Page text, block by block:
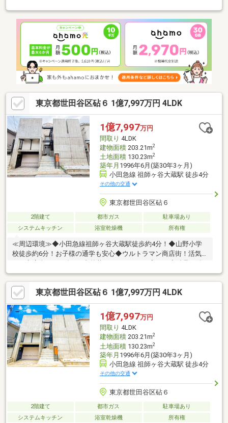
本社があったことから、駅のメロディにウルトラマンの歌が使わ
れ、街灯や交番などにモチーフが見られます。■南側バルコニー
で陽当り良好です。■シャッター付きガレージのため安心安全。
■2026年5月リフォーム完了で室内美麗。■全居室収納付きで室内
をすっきりとみせられます。■徒歩圏内にスーパーやコンビニあ
り。【無料】お車送迎サービスを実施しております。
東京都世田谷区砧６ 1億7,997万円 4LDK
1億7,997万円
間取り 4LDK
建物面積203.21m2
土地面積130.23m2
築年月 1996年6月(築30年3ヶ月)
小田急線 祖師ヶ谷大蔵駅 徒歩4分
その他の交通
東京都世田谷区砧６
2階建て 都市ガス
駐車場あり
システムキッチン
浴室乾燥機 所有権
≪周辺環境≫◆小田急線祖師ヶ谷大蔵駅徒歩約4分！◆山野小学
校徒歩約6分！お子様の通学も安心◆ウルトラマン商店街！活気
筋コンクリート造◆建物面積広々約203.21㎡◆南向きLDK！大き
な開口部を設け開放的な空間◆約24帖の地下室を備えたゆとりあ
る間取り◆室内は水回り設備をはじめ、内装まで一新！◆即日内
覧可能です≪設備≫◆食洗機◆浴室乾燥機◆追い焚き機能◆暖房
機◆車庫お気軽にお問い合わせください。お問い合わせは【フリ
ーダイヤル：0120-133-468】まで♪♪
東京都世田谷区砧６ 1億7,997万円 4LDK
1億7,997万円
間取り 4LDK
建物面積203.21m2
土地面積130.23m2
築年月 1996年6月(築30年3ヶ月)
小田急線 祖師ヶ谷大蔵駅 徒歩4分
その他の交通
東京都世田谷区砧６
2階建て 都市ガス
駐車場あり
システムキッチン
浴室乾燥機 所有権